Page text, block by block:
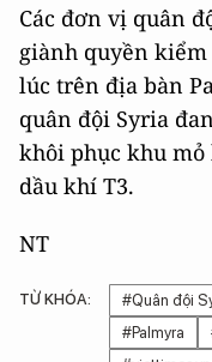
Các đơn vị quân
giành quyền
lúc trên địa bàn
quân đội Syria
khôi phục khu
dầu khí T3.
NT
TỪ KHÓA: #Quân đội
#Palmyra